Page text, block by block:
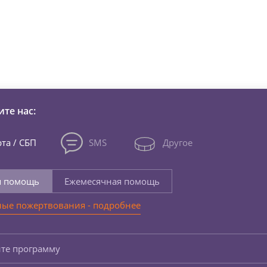
нас:
/ СБП SMS Другое
помощь
Ежемесячная помощь
пожертвования - подробнее
программу